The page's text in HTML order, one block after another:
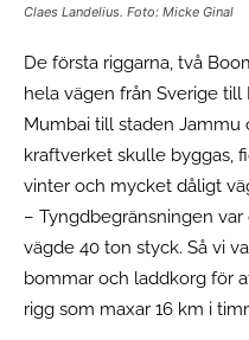
Claes Landelius. Foto: Micke Ginal
De första riggarna, två
hela vägen från Sverige till
Mumbai till staden Jammu
kraftverket skulle byggas,
vinter och mycket dåligt
– Tyngdbegränsningen
vägde 40 ton styck. Så vi
bommar och laddkorg för
rigg som maxar 16 km i